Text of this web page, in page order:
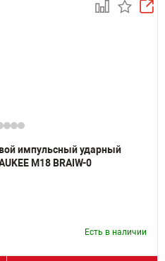
импульсный ударный
M18 BRAIW-0
Есть в наличии